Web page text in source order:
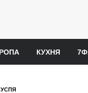
КУХНЯ
УСПЯ